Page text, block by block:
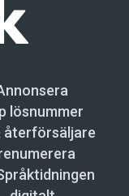
lösnummer
återförsäljare